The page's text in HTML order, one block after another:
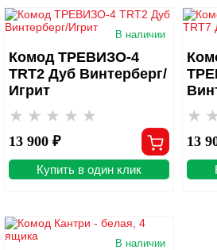
В наличии
Комод ТРЕВИЗО-4
TRT2 Дуб Винтерберг/
Игрит
13 900 ₽
Купить в один клик
13
В наличии